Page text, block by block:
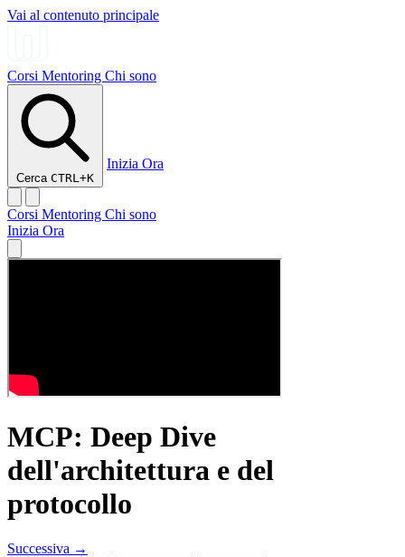
Vai al contenuto principale
Corsi Mentoring Chi sono
Cerca CTRL+K
Inizia Ora
Corsi Mentoring Chi sono
Inizia Ora
MCP: Deep Dive
dell'architettura e del
protocollo
Successiva →